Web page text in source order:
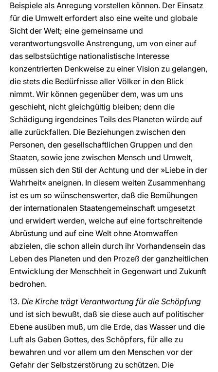
Beispiele als Anregung vorstellen können. Der Einsatz
für die Umwelt erfordert also eine weite und globale
Sicht der Welt; eine gemeinsame und
verantwortungsvolle Anstrengung, um von einer auf
das selbstsüchtige nationalistische Interesse
konzentrierten Denkweise zu einer Vision zu gelangen,
die stets die Bedürfnisse aller Völker in den Blick
nimmt. Wir können gegenüber dem, was um uns
geschieht, nicht gleichgültig bleiben; denn die
Schädigung irgendeines Teils des Planeten würde auf
alle zurückfallen. Die Beziehungen zwischen den
Personen, den gesellschaftlichen Gruppen und den
Staaten, sowie jene zwischen Mensch und Umwelt,
müssen sich den Stil der Achtung und der »Liebe in der
Wahrheit« aneignen. In diesem weiten Zusammenhang
ist es um so wünschenswerter, daß die Bemühungen
der internationalen Staatengemeinschaft umgesetzt
und erwidert werden, welche auf eine fortschreitende
Abrüstung und auf eine Welt ohne Atomwaffen
abzielen, die schon allein durch ihr Vorhandensein das
Leben des Planeten und den Prozeß der ganzheitlichen
Entwicklung der Menschheit in Gegenwart und Zukunft
bedrohen.
13. Die Kirche trägt Verantwortung für die Schöpfung
und ist sich bewußt, daß sie diese auch auf politischer
Ebene ausüben muß, um die Erde, das Wasser und die
Luft als Gaben Gottes, des Schöpfers, für alle zu
bewahren und vor allem um den Menschen vor der
Gefahr der Selbstzerstörung zu schützen. Die